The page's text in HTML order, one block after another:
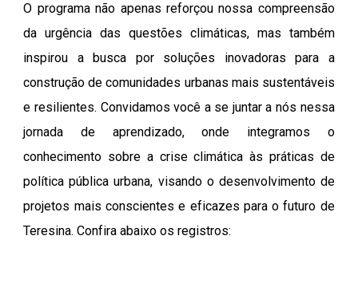
O programa não apenas reforçou nossa compreensão
da urgência das questões climáticas, mas também
inspirou a busca por soluções inovadoras para a
construção de comunidades urbanas mais sustentáveis
e resilientes. Convidamos você a se juntar a nós nessa
jornada de aprendizado, onde integramos o
conhecimento sobre a crise climática às práticas de
política pública urbana, visando o desenvolvimento de
projetos mais conscientes e eficazes para o futuro de
Teresina. Confira abaixo os registros: